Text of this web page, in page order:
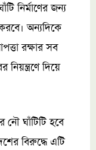
নির্মাণের জন্য
অন্যদিকে
রক্ষার সব
দিয়ে
নৌ ঘাঁটিটি হবে
বিরুদ্ধে এটি